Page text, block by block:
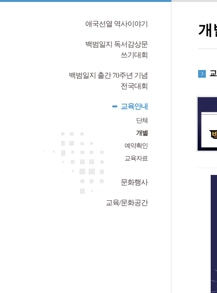
애국선열 역사이야기
백범일지 독서감상문
쓰기대회
백범일지 출간 70주년 기념
전국대회
교육안내
단체
개별
예약확인
교육자료
문화행사
교육/문화공간
개